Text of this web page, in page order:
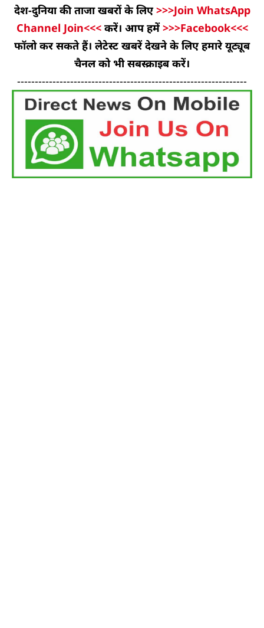
देश-दुनिया की ताजा खबरों के लिए>>>Join WhatsApp
Channel Join<<< करें। आप हमें>>>Facebook<<<
फॉलो कर सकते हैं। लेटेस्ट खबरें देखने के लिए हमारे यूट्यूब
चैनल को भी सबस्क्राइब करें।
-----------------------------------------------------------------